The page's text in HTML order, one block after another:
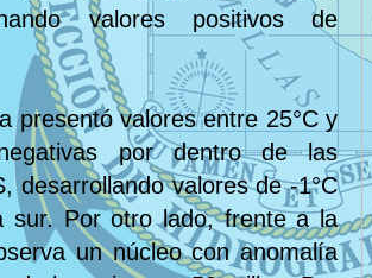
valores positivos de
presentó valores entre 25°C y
por dentro de las
desarrollando valores de -1°C
sur. Por otro lado, frente a la
un núcleo con anomalía